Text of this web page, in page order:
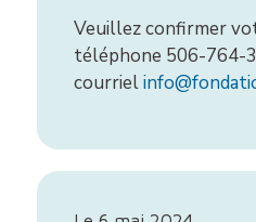
Veuillez confirmer
téléphone 506-764-
courriel